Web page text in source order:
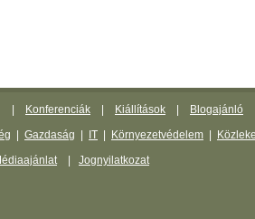
Konferenciák Kiállítások Blogajánló
Gazdaság IT Környezetvédelem
| Jognyilatkozat